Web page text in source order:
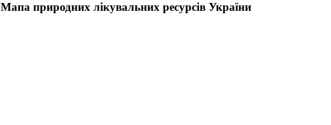
Мапа природних лікувальних ресурсів України